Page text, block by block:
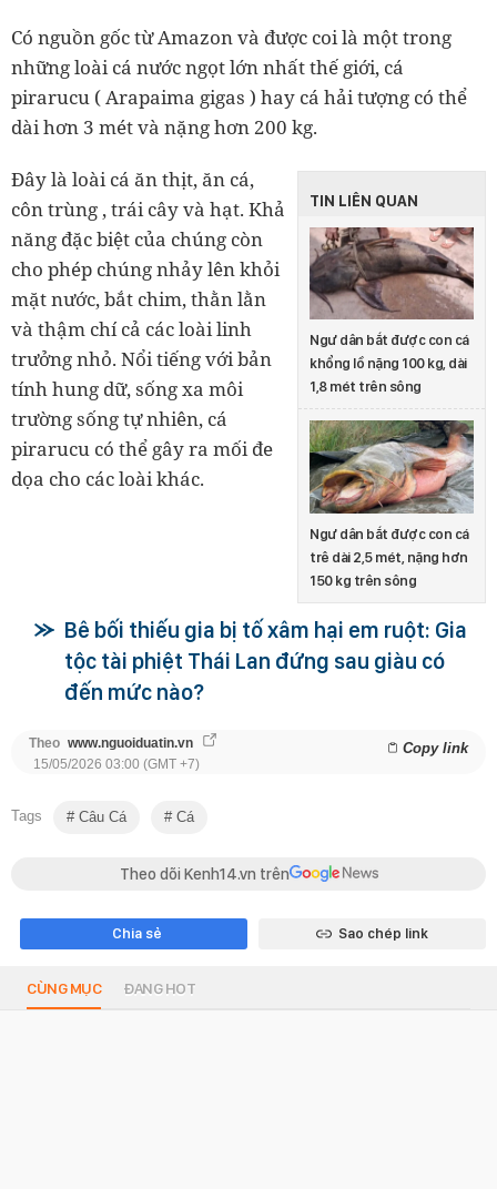
Có nguồn gốc từ Amazon và được coi là một trong
những loài cá nước ngọt lớn nhất thế giới, cá
pirarucu ( Arapaima gigas ) hay cá hải tượng có thể
dài hơn 3 mét và nặng hơn 200 kg.
TIN LIÊN QUAN
Ngư dân bắt được con cá
khổng lồ nặng 100 kg, dài
1,8 mét trên sông
Ngư dân bắt được con cá
trê dài 2,5 mét, nặng hơn
150 kg trên sông
Đây là loài cá ăn thịt, ăn cá,
côn trùng , trái cây và hạt. Khả
năng đặc biệt của chúng còn
cho phép chúng nhảy lên khỏi
mặt nước, bắt chim, thằn lằn
và thậm chí cả các loài linh
trưởng nhỏ. Nổi tiếng với bản
tính hung dữ, sống xa môi
trường sống tự nhiên, cá
pirarucu có thể gây ra mối đe
dọa cho các loài khác.
Bê bối thiếu gia bị tố xâm hại em ruột: Gia
tộc tài phiệt Thái Lan đứng sau giàu có
đến mức nào?
Theo www.nguoiduatin.vn Copy link
15/05/2026 03:00 (GMT +7)
Tags Câu Cá Cá
Theo dõi Kenh14.vn trên
Chia sẻ Sao chép link
CÙNG MỤC ĐANG HOT